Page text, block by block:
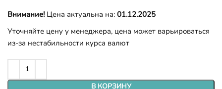
Внимание! Цена актуальна на: 01.12.2025
Уточняйте цену у менеджера, цена может варьироваться
из-за нестабильности курса валют
В КОРЗИНУ